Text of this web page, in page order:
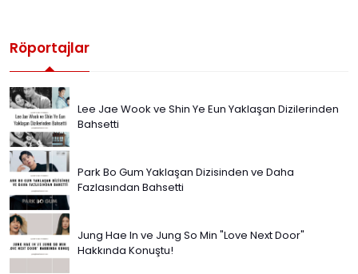
Röportajlar
Lee Jae Wook ve Shin Ye Eun Yaklaşan Dizilerinden
Bahsetti
Park Bo Gum Yaklaşan Dizisinden ve Daha
Fazlasından Bahsetti
Jung Hae In ve Jung So Min "Love Next Door"
Hakkında Konuştu!